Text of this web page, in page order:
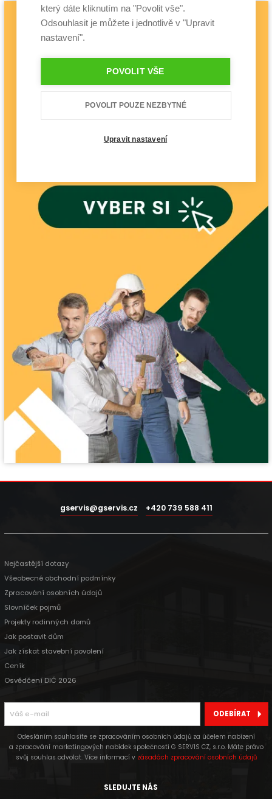
gservis@gservis.cz +420 739 588 411
Nejčastější dotazy
Všeobecné obchodní podmínky
Zpracování osobních údajů
Slovníček pojmů
Projekty rodinných domů
Jak postavit dům
Jak získat stavební povolení
Ceník
Osvědčení DIČ 2026
ODEBÍRAT
Odesláním souhlasíte se zpracováním osobních údajů za účelem nabízení
a zpracování marketingových nabídek společnosti G SERVIS CZ, s.r.o. Máte právo
svůj souhlas odvolat. Více informací v zásadách zpracování osobních údajů
SLEDUJTE NÁS
který dáte kliknutím na "Povolit vše".
Odsouhlasit je můžete i jednotlivě v "Upravit
nastavení".
POVOLIT VŠE
POVOLIT POUZE NEZBYTNÉ
Upravit nastavení